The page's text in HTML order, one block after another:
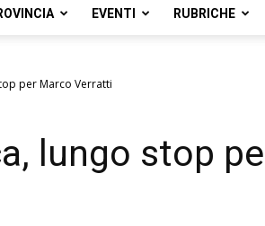
Voce
EVENTI RUBRICHE
per Marco Verratti
lungo stop